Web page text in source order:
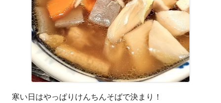
ま
す
寒い日はやっぱりけんちんそばで決まり！